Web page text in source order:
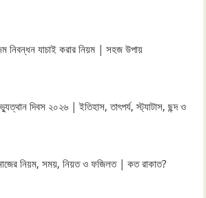
নিবন্ধন যাচাই করার নিয়ম | সহজ উপায়
দিবস ২০২৬ | ইতিহাস, তাৎপর্য, স্ট্যাটাস, ছন্দ ও
নিয়ম, সময়, নিয়ত ও ফজিলত | কত রাকাত?